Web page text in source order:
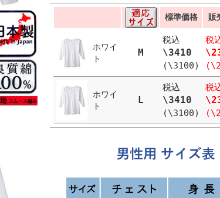
標準価格 販
ホワイ
ト
M
税込
\3410
(\3100)
税
ホワイ
ト
L
税込
\3410
(\3100)
税